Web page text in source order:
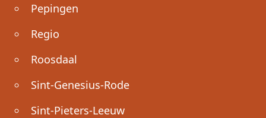
Pepingen
Regio
Roosdaal
Sint-Genesius-Rode
Sint-Pieters-Leeuw